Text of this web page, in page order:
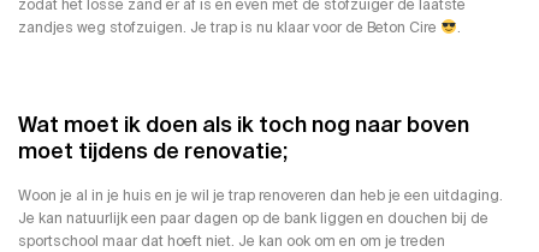
zodat het losse zand er af is en even met de stofzuiger de laatste
zandjes weg stofzuigen. Je trap is nu klaar voor de Beton Cire
.
Wat moet ik doen als ik toch nog naar boven
moet tijdens de renovatie;
Woon je al in je huis en je wil je trap renoveren dan heb je een uitdaging.
Je kan natuurlijk een paar dagen op de bank liggen en douchen bij de
sportschool maar dat hoeft niet. Je kan ook om en om je treden